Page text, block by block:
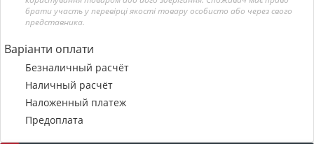
брати участь у перевірці якості товару особисто або через свого
представника.
Варіанти оплати
Безналичный расчёт
Наличный расчёт
Наложенный платеж
Предоплата